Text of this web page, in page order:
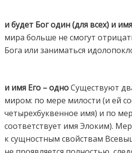
и будет Бог один (для всех) и
мира больше не смогут
Бога или заниматься
и имя Его – одноСуществуют
миром: по мере милости (и ей
четырехбуквенное имя) и по
соответствует имя Элоким).
к сущностным свойствам